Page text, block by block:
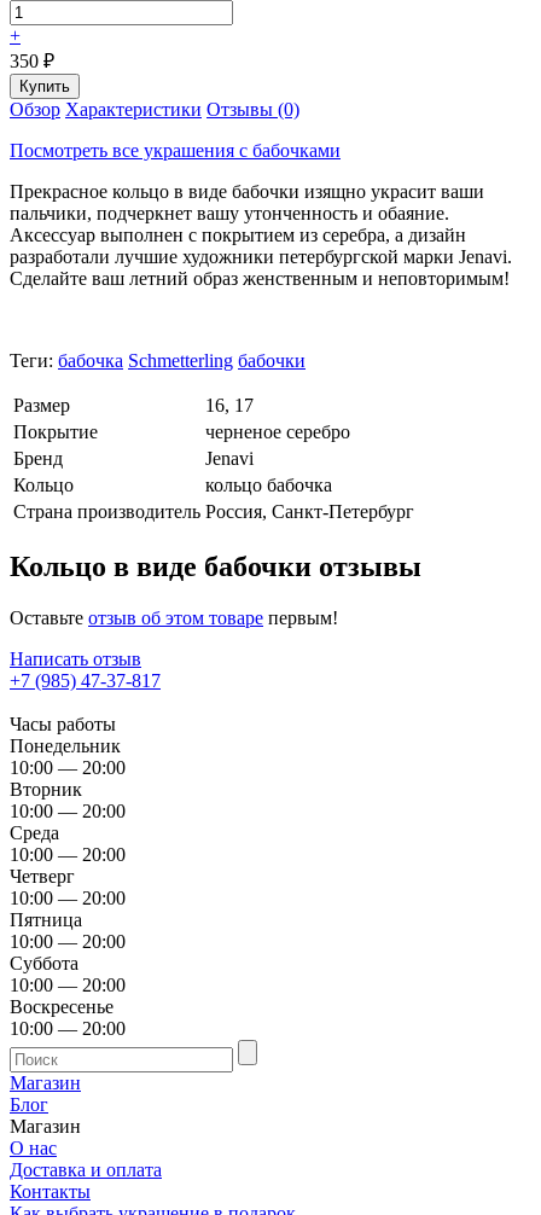
+
350 ₽
Обзор Характеристики Отзывы (0)
Посмотреть все украшения с бабочками
Прекрасное кольцо в виде бабочки изящно украсит ваши
пальчики, подчеркнет вашу утонченность и обаяние.
Аксессуар выполнен с покрытием из серебра, а дизайн
разработали лучшие художники петербургской марки Jenavi.
Сделайте ваш летний образ женственным и неповторимым!
Теги: бабочка Schmetterling бабочки
Размер
16, 17
Покрытие
черненое серебро
Бренд
Jenavi
Кольцо
кольцо бабочка
Страна производитель Россия, Санкт-Петербург
Кольцо в виде бабочки отзывы
Оставьте отзыв об этом товаре первым!
Написать отзыв
+7 (985) 47-37-817
Часы работы
Понедельник
10:00 — 20:00
Вторник
10:00 — 20:00
Среда
10:00 — 20:00
Четверг
10:00 — 20:00
Пятница
10:00 — 20:00
Суббота
10:00 — 20:00
Воскресенье
10:00 — 20:00
Магазин
Блог
Магазин
О нас
Доставка и оплата
Контакты